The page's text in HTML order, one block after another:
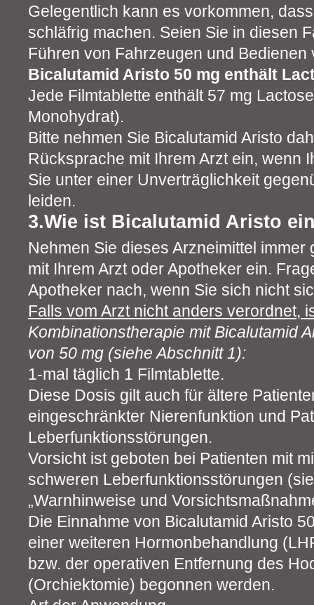
Gelegentlich kann es vorkommen,
schläfrig machen. Seien Sie in diesen
Führen von Fahrzeugen und Bedienen
Bicalutamid Aristo 50 mg enthält
Jede Filmtablette enthält 57 mg
Monohydrat).
Bitte nehmen Sie Bicalutamid Aristo
Rücksprache mit Ihrem Arzt ein, wenn
Sie unter einer Unverträglichkeit
leiden.
3.Wie ist Bicalutamid Aristo
Nehmen Sie dieses Arzneimittel
mit Ihrem Arzt oder Apotheker ein.
Apotheker nach, wenn Sie sich nicht
Falls vom Arzt nicht anders verordnet,
Kombinationstherapie mit Bicalutamid
von 50 mg (siehe Abschnitt 1):
1-mal täglich 1 Filmtablette.
Diese Dosis gilt auch für ältere
eingeschränkter Nierenfunktion und
Leberfunktionsstörungen.
Vorsicht ist geboten bei Patienten mit
schweren Leberfunktionsstörungen
„Warnhinweise und
Die Einnahme von Bicalutamid Aristo
einer weiteren Hormonbehandlung
bzw. der operativen Entfernung des
(Orchiektomie) begonnen werden.